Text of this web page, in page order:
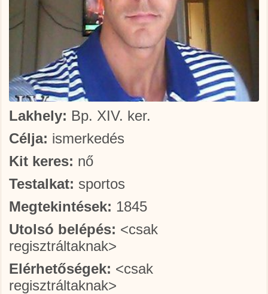
Lakhely: Bp. XIV. ker.
Célja: ismerkedés
Kit keres: nő
Testalkat: sportos
Megtekintések: 1845
Utolsó belépés: <csak
regisztráltaknak>
Elérhetőségek: <csak
regisztráltaknak>